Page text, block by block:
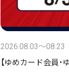
2026.08.03〜08.23
【ゆめカード会員